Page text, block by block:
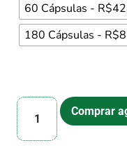
60 Cápsulas -
180 Cápsulas -
Comprar